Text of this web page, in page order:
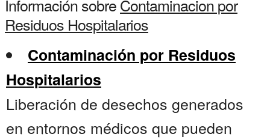
Información sobreContaminacion por
Residuos Hospitalarios
Contaminación por Residuos
Hospitalarios
Liberación de desechos generados
en entornos médicos que pueden